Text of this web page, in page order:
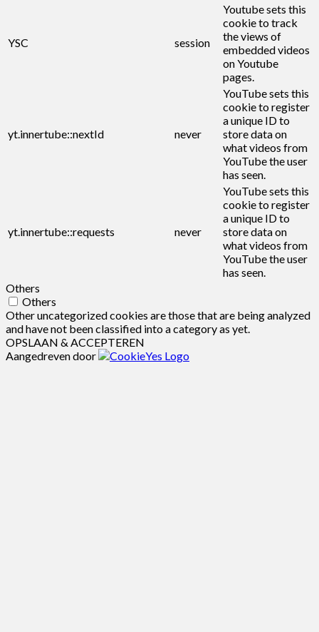
YSC session
Youtube sets this
cookie to track
the views of
embedded videos
on Youtube
pages.
yt.innertube::nextId never
YouTube sets this
cookie to register
a unique ID to
store data on
what videos from
YouTube the user
has seen.
yt.innertube::requests never
YouTube sets this
cookie to register
a unique ID to
store data on
what videos from
YouTube the user
has seen.
Others
Others
Other uncategorized cookies are those that are being analyzed
and have not been classified into a category as yet.
OPSLAAN & ACCEPTEREN
Aangedreven door